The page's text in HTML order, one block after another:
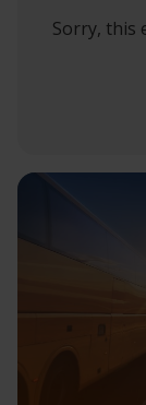
Sorry, this